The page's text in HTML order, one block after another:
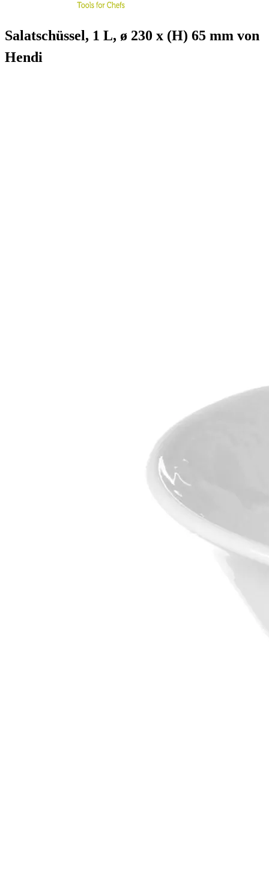
Salatschüssel, 1 L, ø 230 x (H) 65 mm von
Hendi